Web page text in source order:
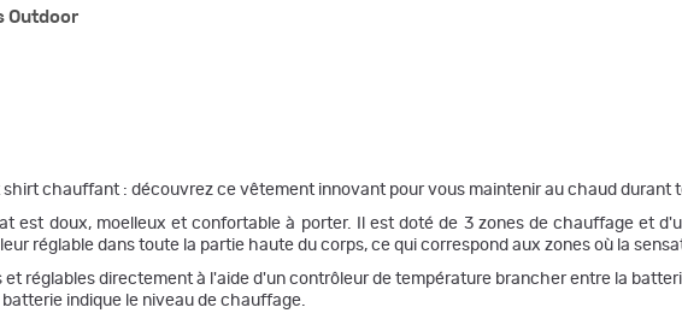
Outdoor
chauffant : découvrez ce vêtement innovant pour vous maintenir au chaud durant
est doux, moelleux et confortable à porter. Il est doté de 3 zones de chauffage et
réglable dans toute la partie haute du corps, ce qui correspond aux zones où la
et réglables directement à l'aide d'un contrôleur de température brancher entre la
indique le niveau de chauffage.